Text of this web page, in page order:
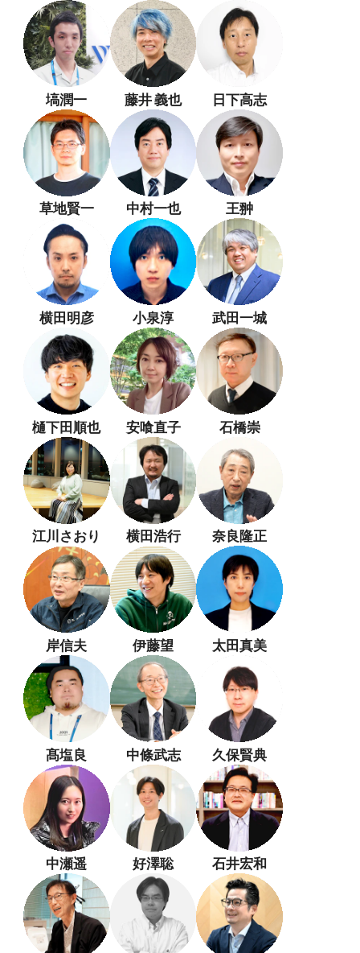
塙潤一 藤井 義也 日下高志
草地賢一 中村一也 王翀
横田明彦 小泉淳 武田一城
樋下田順也 安喰直子 石橋崇
江川さおり 横田浩行 奈良隆正
岸信夫 伊藤望 太田真美
髙塩良 中條武志 久保賢典
中瀬遥 好澤聡 石井宏和